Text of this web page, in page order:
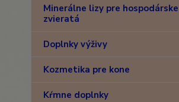
Minerálne lizy pre hospodárske
zvieratá
Doplnky výživy
Kozmetika pre kone
Kŕmne doplnky